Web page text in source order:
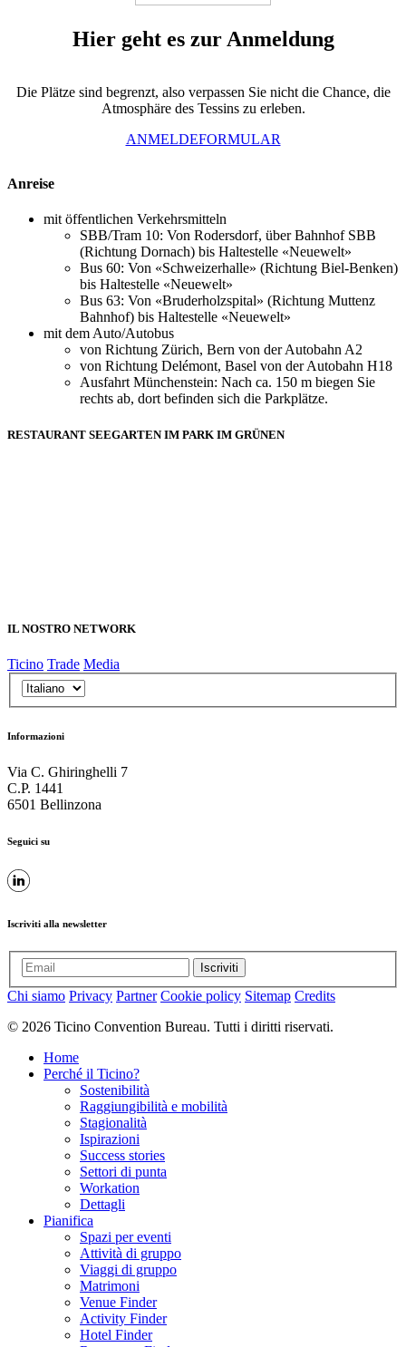
Hier geht es zur Anmeldung
Die Plätze sind begrenzt, also verpassen Sie nicht die Chance, die
Atmosphäre des Tessins zu erleben.
ANMELDEFORMULAR
Anreise
mit öffentlichen Verkehrsmitteln
SBB/Tram 10: Von Rodersdorf, über Bahnhof SBB
(Richtung Dornach) bis Haltestelle «Neuewelt»
Bus 60: Von «Schweizerhalle» (Richtung Biel-Benken)
bis Haltestelle «Neuewelt»
​Bus 63: Von «Bruderholzspital» (Richtung Muttenz
Bahnhof) bis Haltestelle «Neuewelt»
mit dem Auto/Autobus
von Richtung Zürich, Bern von der Autobahn A2
von Richtung Delémont, Basel von der Autobahn H18
Ausfahrt Münchenstein: Nach ca. 150 m biegen Sie
rechts ab, dort befinden sich die Parkplätze.
RESTAURANT SEEGARTEN IM PARK IM GRÜNEN
IL NOSTRO NETWORK
Ticino Trade Media
Informazioni
Via C. Ghiringhelli 7
C.P. 1441
6501 Bellinzona
Seguici su
Iscriviti alla newsletter
Iscriviti
Chi siamo Privacy Partner Cookie policy Sitemap Credits
© 2026 Ticino Convention Bureau. Tutti i diritti riservati.
Home
Perché il Ticino?
Sostenibilità
Raggiungibilità e mobilità
Stagionalità
Ispirazioni
Success stories
Settori di punta
Workation
Dettagli
Pianifica
Spazi per eventi
Attività di gruppo
Viaggi di gruppo
Matrimoni
Venue Finder
Activity Finder
Hotel Finder